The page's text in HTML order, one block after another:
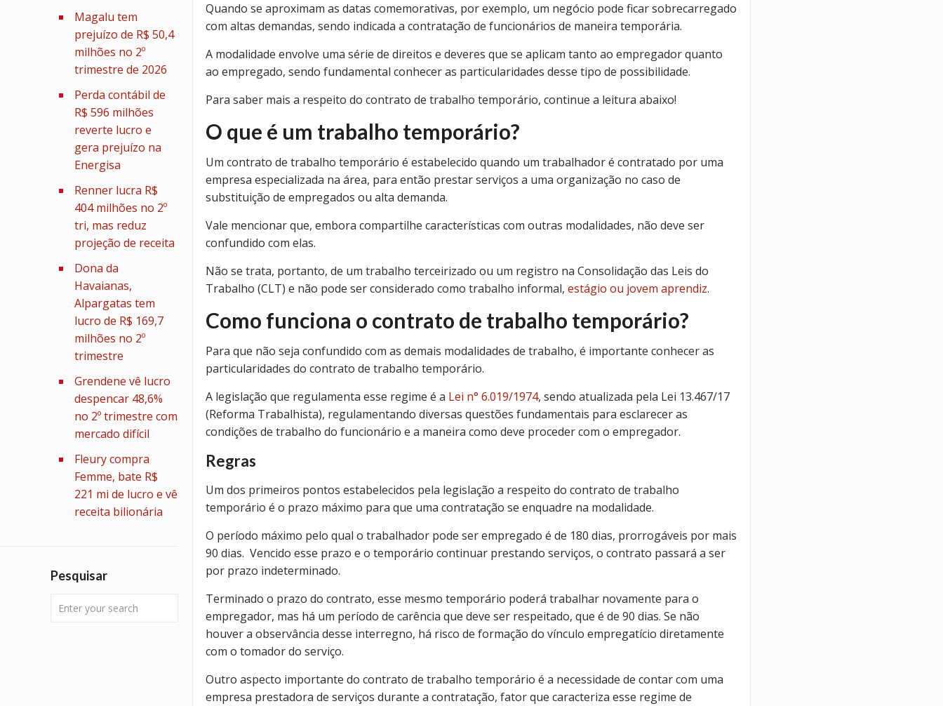
Quando se aproximam as datas comemorativas, por exemplo, um negócio pode ficar sobrecarregado
com altas demandas, sendo indicada a contratação de funcionários de maneira temporária.
A modalidade envolve uma série de direitos e deveres que se aplicam tanto ao empregador quanto
ao empregado, sendo fundamental conhecer as particularidades desse tipo de possibilidade.
Para saber mais a respeito do contrato de trabalho temporário, continue a leitura abaixo!
O que é um trabalho temporário?
Um contrato de trabalho temporário é estabelecido quando um trabalhador é contratado por uma
empresa especializada na área, para então prestar serviços a uma organização no caso de
substituição de empregados ou alta demanda.
Vale mencionar que, embora compartilhe características com outras modalidades, não deve ser
confundido com elas.
Não se trata, portanto, de um trabalho terceirizado ou um registro na Consolidação das Leis do
Trabalho (CLT) e não pode ser considerado como trabalho informal, estágio ou jovem aprendiz.
Como funciona o contrato de trabalho temporário?
Para que não seja confundido com as demais modalidades de trabalho, é importante conhecer as
particularidades do contrato de trabalho temporário.
A legislação que regulamenta esse regime é a Lei n° 6.019/1974, sendo atualizada pela Lei 13.467/17
(Reforma Trabalhista), regulamentando diversas questões fundamentais para esclarecer as
condições de trabalho do funcionário e a maneira como deve proceder com o empregador.
Regras
Um dos primeiros pontos estabelecidos pela legislação a respeito do contrato de trabalho
temporário é o prazo máximo para que uma contratação se enquadre na modalidade.
O período máximo pelo qual o trabalhador pode ser empregado é de 180 dias, prorrogáveis por mais
90 dias. Vencido esse prazo e o temporário continuar prestando serviços, o contrato passará a ser
por prazo indeterminado.
Terminado o prazo do contrato, esse mesmo temporário poderá trabalhar novamente para o
empregador, mas há um período de carência que deve ser respeitado, que é de 90 dias. Se não
houver a observância desse interregno, há risco de formação do vínculo empregatício diretamente
com o tomador do serviço.
Outro aspecto importante do contrato de trabalho temporário é a necessidade de contar com uma
empresa prestadora de serviços durante a contratação, fator que caracteriza esse regime de
Magalu tem
prejuízo de R$ 50,4
milhões no 2º
trimestre de 2026
Perda contábil de
R$ 596 milhões
reverte lucro e
gera prejuízo na
Energisa
Renner lucra R$
404 milhões no 2º
tri, mas reduz
projeção de receita
Dona da
Havaianas,
Alpargatas tem
lucro de R$ 169,7
milhões no 2º
trimestre
Grendene vê lucro
despencar 48,6%
no 2º trimestre com
mercado difícil
Fleury compra
Femme, bate R$
221 mi de lucro e vê
receita bilionária
Pesquisar